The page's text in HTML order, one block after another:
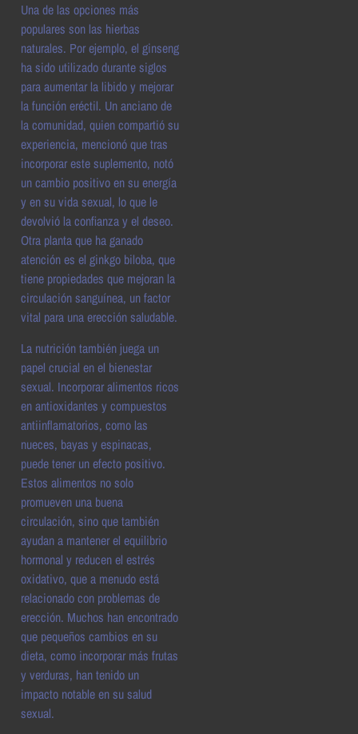
Una de las opciones más
populares son las hierbas
naturales. Por ejemplo, el ginseng
ha sido utilizado durante siglos
para aumentar la libido y mejorar
la función eréctil. Un anciano de
la comunidad, quien compartió su
experiencia, mencionó que tras
incorporar este suplemento, notó
un cambio positivo en su energía
y en su vida sexual, lo que le
devolvió la confianza y el deseo.
Otra planta que ha ganado
atención es el ginkgo biloba, que
tiene propiedades que mejoran la
circulación sanguínea, un factor
vital para una erección saludable.
La nutrición también juega un
papel crucial en el bienestar
sexual. Incorporar alimentos ricos
en antioxidantes y compuestos
antiinflamatorios, como las
nueces, bayas y espinacas,
puede tener un efecto positivo.
Estos alimentos no solo
promueven una buena
circulación, sino que también
ayudan a mantener el equilibrio
hormonal y reducen el estrés
oxidativo, que a menudo está
relacionado con problemas de
erección. Muchos han encontrado
que pequeños cambios en su
dieta, como incorporar más frutas
y verduras, han tenido un
impacto notable en su salud
sexual.